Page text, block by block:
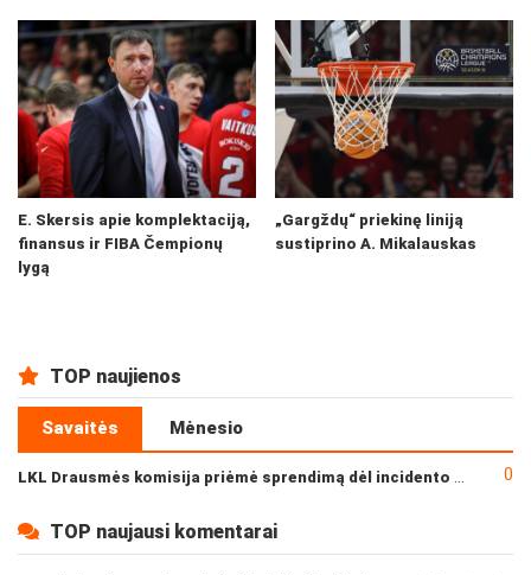
E. Skersis apie komplektaciją,
finansus ir FIBA Čempionų
lygą
„Gargždų“ priekinę liniją
sustiprino A. Mikalauskas
TOP naujienos
Savaitės Mėnesio
0
TOP naujausi komentarai